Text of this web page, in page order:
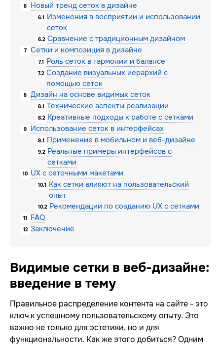
6 Новый тренд сеток в дизайне
6.1 Изменения в восприятии и использовании
сеток
6.2 Сравнение с традиционным дизайном
7 Сетки и композиция в дизайне
7.1 Роль сеток в гармонии и балансе
7.2 Создание визуальных иерархий с
помощью сеток
8 Дизайн на основе видимых сеток
8.1 Технические аспекты реализации
8.2 Креативные подходы к работе с сетками
9 Использование сеток в интерфейсах
9.1 Применение в мобильном и веб-дизайне
9.2 Реальные примеры интерфейсов с
сетками
10 UX с сеточными макетами
10.1 Как сетки влияют на пользовательский
опыт
10.2 Рекомендации по созданию UX с сетками
11 FAQ
12 Заключение
Видимые сетки в веб-дизайне:
введение в тему
Правильное распределение контента на сайте - это
ключ к успешному пользовательскому опыту. Это
важно не только для эстетики, но и для
функциональности. Как же этого добиться? Одним